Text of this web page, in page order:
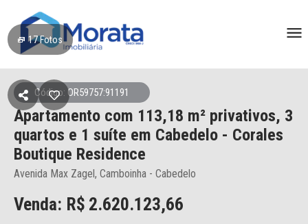
17Fotos
Código: OR59757:91191
Apartamento com 113,18 m² privativos, 3
quartos e 1 suíte em Cabedelo - Corales
Boutique Residence
Avenida Max Zagel, Camboinha - Cabedelo
Venda: R$ 2.620.123,66